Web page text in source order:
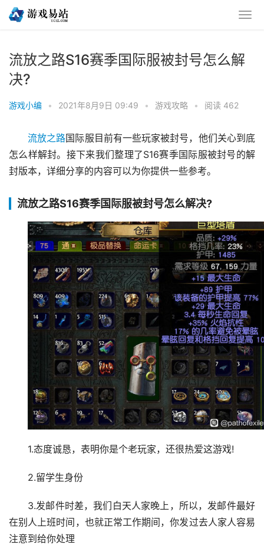
流放之路S16赛季国际服被封号怎么解
决?
游戏小编 • 2021年8月9日 09:49 • 游戏攻略 • 阅读 462
流放之路国际服目前有一些玩家被封号，他们关心到底
怎么样解封。接下来我们整理了S16赛季国际服被封号的解
封版本，详细分享的内容可以为你提供一些参考。
流放之路S16赛季国际服被封号怎么解决?
1.态度诚恳，表明你是个老玩家，还很热爱这游戏!
2.留学生身份
3.发邮件时差，我们白天人家晚上，所以，发邮件最好
在别人上班时间，也就正常工作期间，你发过去人家人容易
注意到给你处理